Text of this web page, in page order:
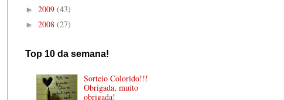
► 2009 (43)
► 2008 (27)
Top 10 da semana!
Sorteio Colorido!!!
Obrigada, muito
obrigada!